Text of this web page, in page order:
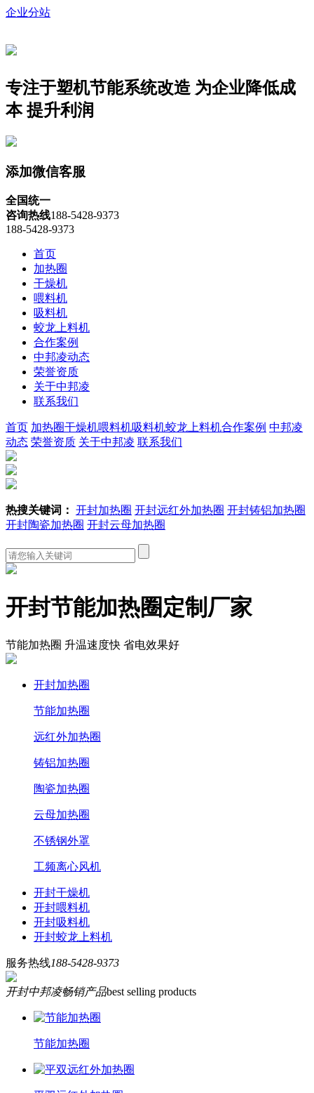
企业分站
专注于塑机节能系统改造 为企业降低成
本 提升利润
添加微信客服
全国统一
咨询热线188-5428-9373
188-5428-9373
首页
加热圈
干燥机
喂料机
吸料机
蛟龙上料机
合作案例
中邦凌动态
荣誉资质
关于中邦凌
联系我们
首页 加热圈干燥机喂料机吸料机蛟龙上料机合作案例 中邦凌
动态 荣誉资质 关于中邦凌 联系我们
热搜关键词： 开封加热圈 开封远红外加热圈 开封铸铝加热圈
开封陶瓷加热圈 开封云母加热圈
开封节能加热圈定制厂家
节能加热圈 升温速度快 省电效果好
开封加热圈
节能加热圈
远红外加热圈
铸铝加热圈
陶瓷加热圈
云母加热圈
不锈钢外罩
工频离心风机
开封干燥机
开封喂料机
开封吸料机
开封蛟龙上料机
服务热线188-5428-9373
开封中邦凌畅销产品best selling products
节能加热圈